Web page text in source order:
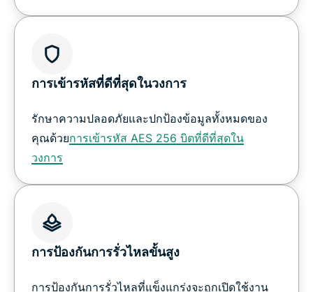
การเข้ารหัสที่ดีที่สุดในวงการ
รักษาความปลอดภัยและปกป้องข้อมูลทั้งหมดของ
คุณด้วยการเข้ารหัส AES 256 บิตที่ดีที่สุดใน
วงการ
การป้องกันการรั่วไหลขั้นสูง
การป้องกันการรั่วไหลที่แข็งแกร่งจะถูกเปิดใช้งาน